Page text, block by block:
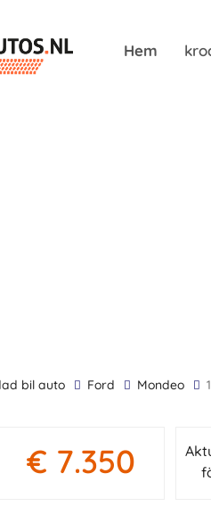
Hem
bil auto Ford Mondeo
€ 7.350